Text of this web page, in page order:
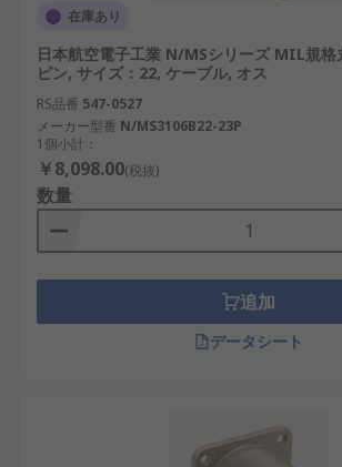
在庫あり
日本航空電子工業 N/MSシリーズ MIL規格
ピン, サイズ：22, ケーブル, オス
RS品番 547-0527
メーカー型番 N/MS3106B22-23P
1個小計：
￥8,098.00(税抜)
数量
追加
データシート